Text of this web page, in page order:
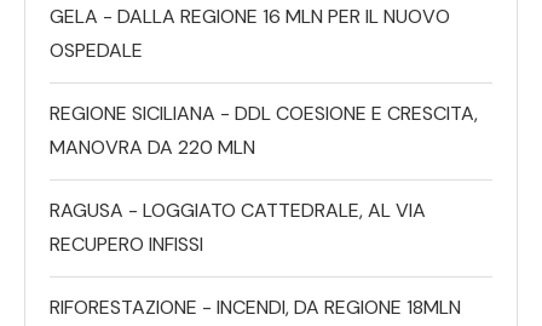
GELA - DALLA REGIONE 16 MLN PER IL NUOVO
OSPEDALE
REGIONE SICILIANA - DDL COESIONE E CRESCITA,
MANOVRA DA 220 MLN
RAGUSA - LOGGIATO CATTEDRALE, AL VIA
RECUPERO INFISSI
RIFORESTAZIONE - INCENDI, DA REGIONE 18MLN